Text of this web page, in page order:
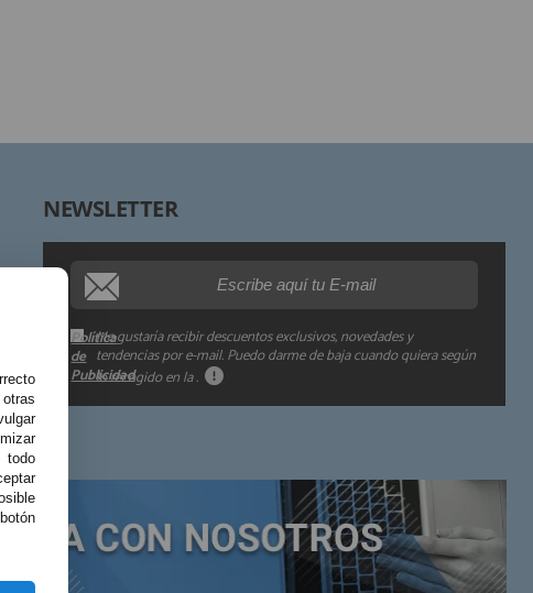
NEWSLETTER
Me gustaría recibir descuentos exclusivos, novedades y
tendencias por e-mail. Puedo darme de baja cuando quiera según
lo recogido en la
Política
de
Publicidad
.
Derechos:
Información adicional: